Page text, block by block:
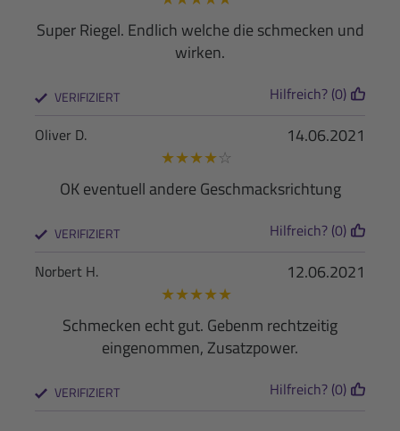
Super Riegel. Endlich welche die schmecken und
wirken.
VERIFIZIERT Hilfreich? (0)
14.06.2021
Oliver D.
★★★★☆
OK eventuell andere Geschmacksrichtung
VERIFIZIERT Hilfreich? (0)
12.06.2021
Norbert H.
★★★★★
Schmecken echt gut. Gebenm rechtzeitig
eingenommen, Zusatzpower.
VERIFIZIERT Hilfreich? (0)